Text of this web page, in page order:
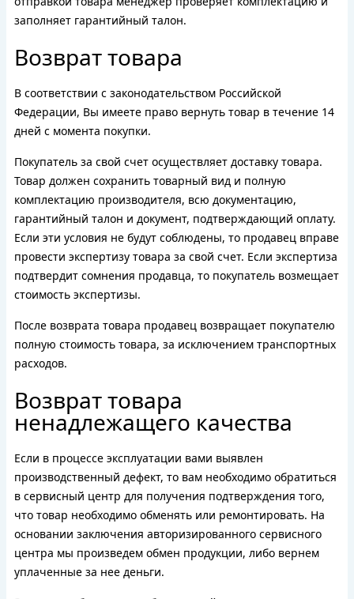
заполняет гарантийный талон.
Возврат товара
В соответствии с законодательством Российской
Федерации, Вы имеете право вернуть товар в течение 14
дней с момента покупки.
Покупатель за свой счет осуществляет доставку товара.
Товар должен сохранить товарный вид и полную
комплектацию производителя, всю документацию,
гарантийный талон и документ, подтверждающий оплату.
Если эти условия не будут соблюдены, то продавец вправе
провести экспертизу товара за свой счет. Если экспертиза
подтвердит сомнения продавца, то покупатель возмещает
стоимость экспертизы.
После возврата товара продавец возвращает покупателю
полную стоимость товара, за исключением транспортных
расходов.
Возврат товара
ненадлежащего качества
Если в процессе эксплуатации вами выявлен
производственный дефект, то вам необходимо обратиться
в сервисный центр для получения подтверждения того,
что товар необходимо обменять или ремонтировать. На
основании заключения авторизированного сервисного
центра мы произведем обмен продукции, либо вернем
уплаченные за нее деньги.